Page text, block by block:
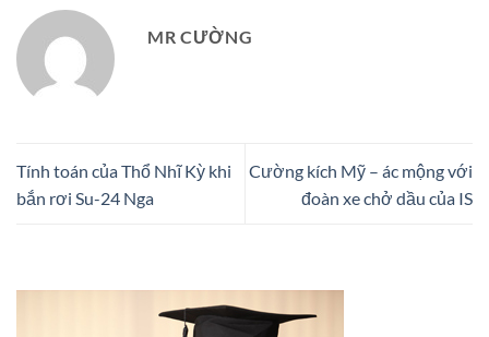
MR CƯỜNG
Tính toán của Thổ Nhĩ Kỳ khi
bắn rơi Su-24 Nga
Cường kích Mỹ – ác mộng với
đoàn xe chở dầu của IS